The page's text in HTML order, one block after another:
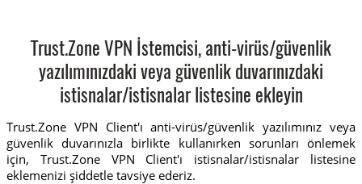
Trust.Zone VPN İstemcisi, anti-virüs/güvenlik
yazılımınızdaki veya güvenlik duvarınızdaki
istisnalar/istisnalar listesine ekleyin
Trust.Zone VPN Client'ı anti-virüs/güvenlik yazılımınız veya
güvenlik duvarınızla birlikte kullanırken sorunları önlemek
için, Trust.Zone VPN Client'ı istisnalar/istisnalar listesine
eklemenizi şiddetle tavsiye ederiz.